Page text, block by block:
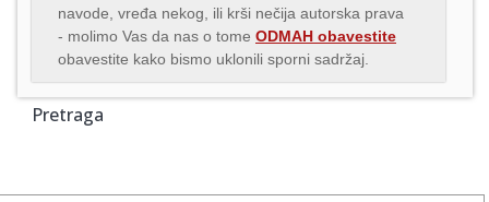
navode, vređa nekog, ili krši nečija autorska prava
- molimo Vas da nas o tome ODMAH obavestite
obavestite kako bismo uklonili sporni sadržaj.
Pretraga